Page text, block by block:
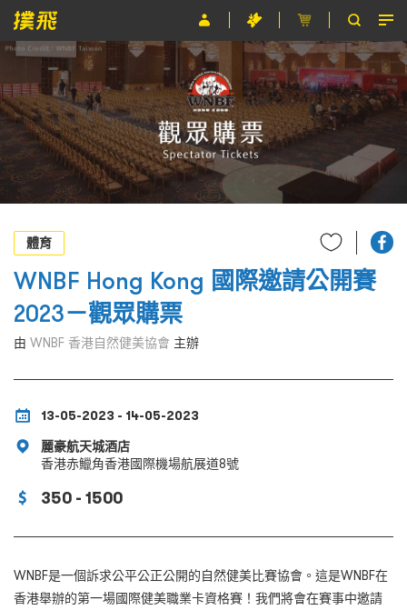
主辦單位
關於撲飛
條款及細則
EN
體育
WNBF Hong Kong 國際邀請公開賽
2023－觀眾購票
由 WNBF 香港自然健美協會 主辦
13-05-2023 - 14-05-2023
麗豪航天城酒店
香港赤鱲角香港國際機場航展道8號
350 - 1500
WNBF是一個訴求公平公正公開的自然健美比賽協會。這是WNBF在
香港舉辦的第一場國際健美職業卡資格賽！我們將會在賽事中邀請